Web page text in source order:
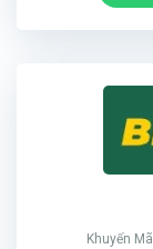
Khuyến